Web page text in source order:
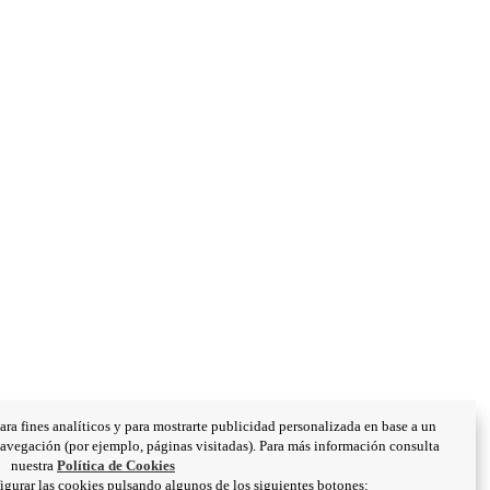
de Llobregat, Barcelona
fines analíticos y para mostrarte publicidad personalizada en base a un
(por ejemplo, páginas visitadas). Para más información consulta
nuestra Política de Cookies
las cookies pulsando algunos de los siguientes botones: